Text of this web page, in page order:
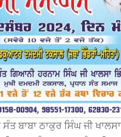
ਬਾਬਾ ਠਾਕੁਰ ਸਿੰਘ ਜੀ